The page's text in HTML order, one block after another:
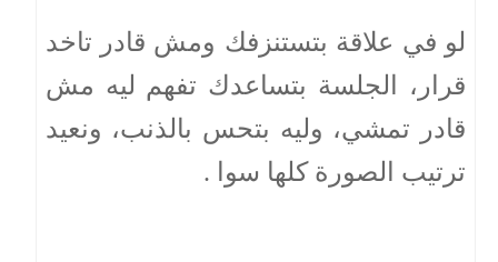
لو في علاقة بتستنزفك ومش قادر تاخد
قرار، الجلسة بتساعدك تفهم ليه مش
قادر تمشي، وليه بتحس بالذنب، ونعيد
ترتيب الصورة كلها سوا .